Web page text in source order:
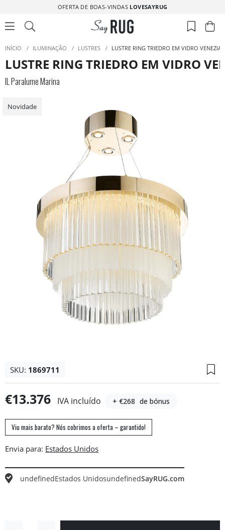
OFERTA DE BOAS-VINDAS LOVESAYRUG
INÍCIO / ILUMINAÇÃO / LUSTRES / LUSTRE RING TRIEDRO EM VIDRO
LUSTRE RING TRIEDRO EM VIDRO
IL Paralume Marina
Novidade
SKU: 1869711
€13.376 IVA incluído + €268 de bónus
Viu mais barato? Nós cobrimos a oferta – garantido!
Envia para:
undefinedEstados UnidosundefinedSayRUG.com